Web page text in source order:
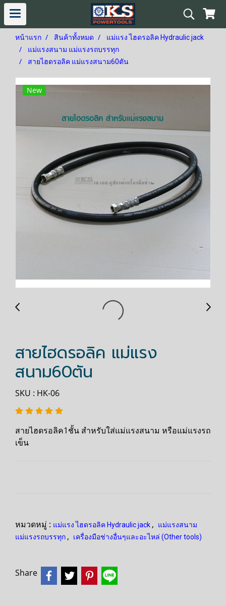
หน้าแรก สินค้าทั้งหมด
แม่แรง ไฮดรอลิค Hydraulic jack
แม่แรงสนาม แม่แรงรถบรรทุก
สายไฮดรอลิค แม่แรงสนาม60ตัน
New
สายไฮดรอลิค แม่แรง
สนาม60ตัน
SKU : HK-06
สายไฮดรอลิค1ชั้น สำหรับใส่แม่แรงสนาม หรือแม่แรงรถ
เข็น
หมวดหมู่ : แม่แรง ไฮดรอลิค Hydraulic jack ,
แม่แรงสนาม
แม่แรงรถบรรทุก , เครื่องมือช่างอื่นๆและอะไหล่ (Other tools)
Share